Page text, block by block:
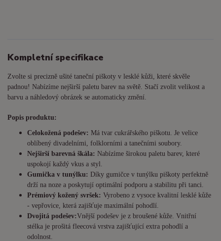
Kompletní specifikace
Zvolte si precizně ušité taneční piškoty v lesklé kůži, které skvěle
padnou! Nabízíme nejširší paletu barev na světě. Stačí zvolit velikost a
barvu a náhledový obrázek se automaticky změní.
Popis produktu:
Celokožená podešev: Má tvar cukrářského piškotu. Je velice
oblíbený divadelními, folklorními a tanečními soubory.
Nejširší barevná škála: Nabízíme širokou paletu barev, které
uspokojí každý vkus a styl.
Gumička v tunýlku: Díky gumičce v tunýlku piškoty perfektně
drží na noze a poskytují optimální podporu a stabilitu při tanci.
Prémiový kožený svršek: Vyrobeno z vysoce kvalitní lesklé kůže
- vepřovice, která zajišťuje maximální pohodlí.
Dvojitá podešev:Vnější podešev je z broušené kůže. Vnitřní
stélka je prošitá fleecová vrstva zajišťující extra pohodlí a
odolnost.